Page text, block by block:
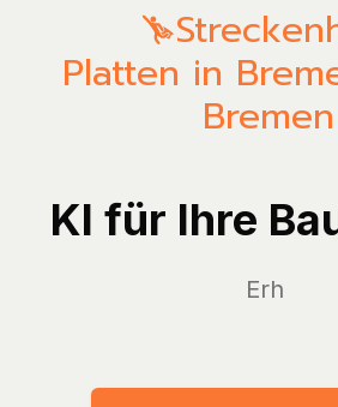
Platten in
Bremen
KI für Ihre
Verw